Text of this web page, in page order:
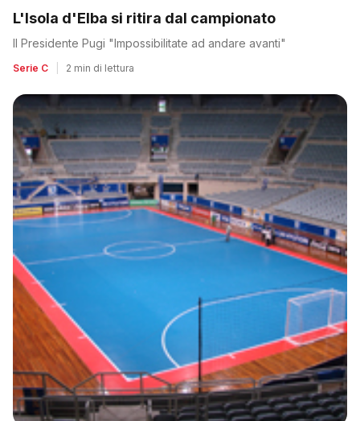
L'Isola d'Elba si ritira dal campionato
Il Presidente Pugi "Impossibilitate ad andare avanti"
Serie C 2 min di lettura